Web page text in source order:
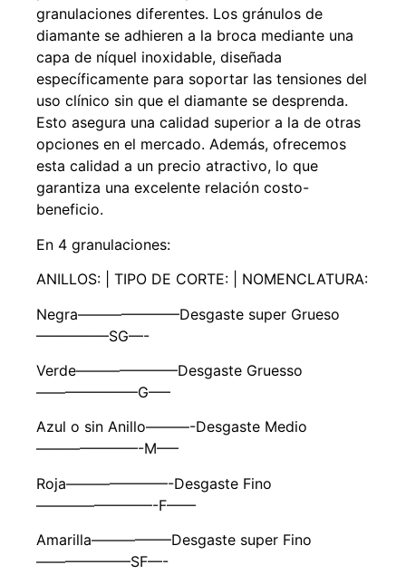
granulaciones diferentes. Los gránulos de
diamante se adhieren a la broca mediante una
capa de níquel inoxidable, diseñada
específicamente para soportar las tensiones del
uso clínico sin que el diamante se desprenda.
Esto asegura una calidad superior a la de otras
opciones en el mercado. Además, ofrecemos
esta calidad a un precio atractivo, lo que
garantiza una excelente relación costo-
beneficio.
En 4 granulaciones:
ANILLOS: | TIPO DE CORTE: | NOMENCLATURA:
Negra———————Desgaste super Grueso
—————SG—-
Verde———————Desgaste Gruesso
———————G—–
Azul o sin Anillo———-Desgaste Medio
———————-M—–
Roja———————-Desgaste Fino
————————-F——
Amarilla—————–Desgaste super Fino
——————–SF—-